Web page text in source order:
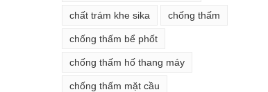
chất trám khe sika chống thấm
chống thấm bể phốt
chống thấm hố thang máy
chống thấm mặt cầu